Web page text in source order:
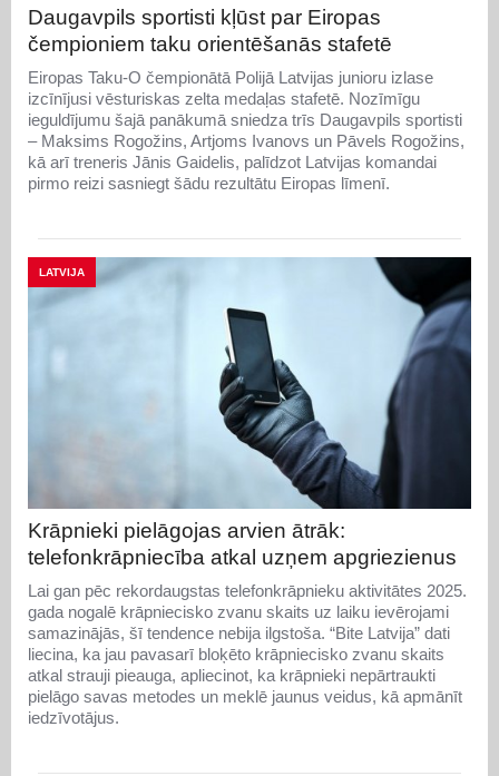
Daugavpils sportisti kļūst par Eiropas
čempioniem taku orientēšanās stafetē
Eiropas Taku-O čempionātā Polijā Latvijas junioru izlase
izcīnījusi vēsturiskas zelta medaļas stafetē. Nozīmīgu
ieguldījumu šajā panākumā sniedza trīs Daugavpils sportisti
– Maksims Rogožins, Artjoms Ivanovs un Pāvels Rogožins,
kā arī treneris Jānis Gaidelis, palīdzot Latvijas komandai
pirmo reizi sasniegt šādu rezultātu Eiropas līmenī.
LATVIJA
Krāpnieki pielāgojas arvien ātrāk:
telefonkrāpniecība atkal uzņem apgriezienus
Lai gan pēc rekordaugstas telefonkrāpnieku aktivitātes 2025.
gada nogalē krāpniecisko zvanu skaits uz laiku ievērojami
samazinājās, šī tendence nebija ilgstoša. “Bite Latvija” dati
liecina, ka jau pavasarī bloķēto krāpniecisko zvanu skaits
atkal strauji pieauga, apliecinot, ka krāpnieki nepārtraukti
pielāgo savas metodes un meklē jaunus veidus, kā apmānīt
iedzīvotājus.